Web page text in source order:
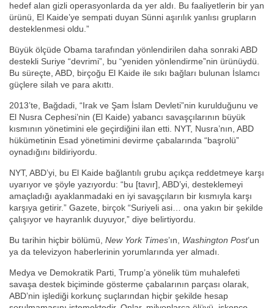
hedef alan gizli operasyonlarda da yer aldı. Bu faaliyetlerin bir yan
ürünü, El Kaide’ye sempati duyan Sünni aşırılık yanlısı grupların
desteklenmesi oldu.”
Büyük ölçüde Obama tarafından yönlendirilen daha sonraki ABD
destekli Suriye “devrimi”, bu “yeniden yönlendirme”nin ürünüydü.
Bu süreçte, ABD, birçoğu El Kaide ile sıkı bağları bulunan İslamcı
güçlere silah ve para akıttı.
2013’te, Bağdadi, “Irak ve Şam İslam Devleti”nin kurulduğunu ve
El Nusra Cephesi’nin (El Kaide) yabancı savaşçılarının büyük
kısmının yönetimini ele geçirdiğini ilan etti. NYT, Nusra’nın, ABD
hükümetinin Esad yönetimini devirme çabalarında “başrolü”
oynadığını bildiriyordu.
NYT, ABD’yi, bu El Kaide bağlantılı grubu açıkça reddetmeye karşı
uyarıyor ve şöyle yazıyordu: “bu [tavır], ABD’yi, desteklemeyi
amaçladığı ayaklanmadaki en iyi savaşçıların bir kısmıyla karşı
karşıya getirir.” Gazete, birçok “Suriyeli asi… ona yakın bir şekilde
çalışıyor ve hayranlık duyuyor,” diye belirtiyordu.
Bu tarihin hiçbir bölümü, New York Times’ın, Washington Post’un
ya da televizyon haberlerinin yorumlarında yer almadı.
Medya ve Demokratik Parti, Trump’a yönelik tüm muhalefeti
savaşa destek biçiminde gösterme çabalarının parçası olarak,
ABD’nin işlediği korkunç suçlarından hiçbir şekilde hesap